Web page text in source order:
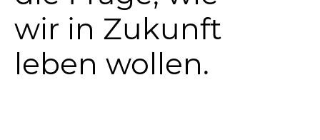
wir in Zukunft
leben wollen.